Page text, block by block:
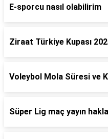
E-sporcu nasıl olabilirim
Ziraat Türkiye Kupası
Voleybol Mola Süresi ve
Süper Lig maç yayın